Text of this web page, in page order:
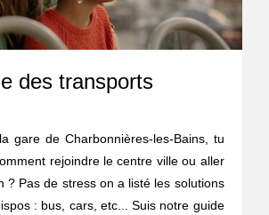
des transports
gare de Charbonnières-les-Bains, tu
rejoindre le centre ville ou aller
? Pas de stress on a listé les solutions
: bus, cars, etc... Suis notre guide